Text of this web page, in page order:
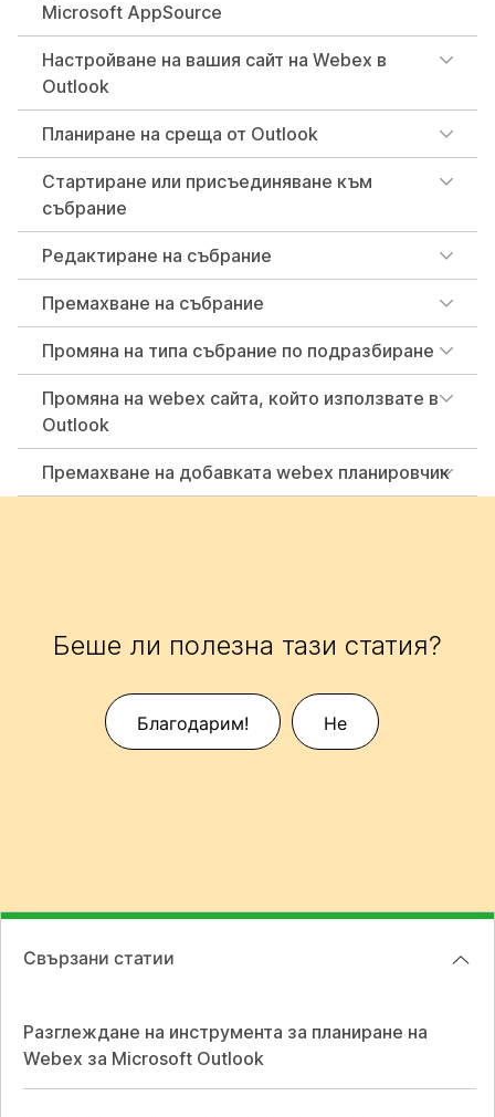
Microsoft AppSource
Настройване на вашия сайт на Webex в
Outlook
Планиране на среща от Outlook
Стартиране или присъединяване към
събрание
Редактиране на събрание
Премахване на събрание
Промяна на типа събрание по подразбиране
Промяна на webex сайта, който използвате в
Outlook
Премахване на добавката webex планировчик
Беше ли полезна тази статия?
Благодарим! Не
Свързани статии
Разглеждане на инструмента за планиране на
Webex за Microsoft Outlook